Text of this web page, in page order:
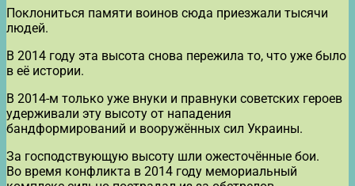
Поклониться памяти воинов сюда приезжали тысячи
людей.
В 2014 году эта высота снова пережила то, что уже было
в её истории.
В 2014-м только уже внуки и правнуки советских героев
удерживали эту высоту от нападения
бандформирований и вооружённых сил Украины.
За господствующую высоту шли ожесточённые бои.
Во время конфликта в 2014 году мемориальный